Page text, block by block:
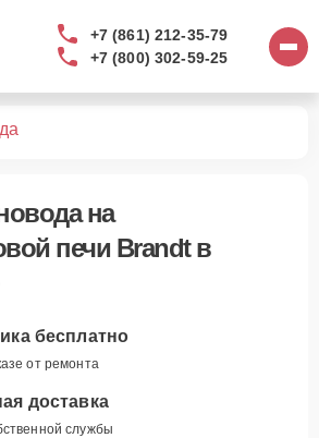
+7 (861) 212-35-79
+7 (800) 302-59-25
на
печи Brandt в
бесплатно
от ремонта
доставка
службы